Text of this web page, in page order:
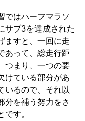
はハーフマラソ
サブ3を達成された
ますと、一回に走
あって、総走行距
つまり、一つの要
けている部分があ
いるので、それ以
分を補う努力をさ
す。